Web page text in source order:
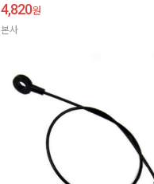
4,820원
본사